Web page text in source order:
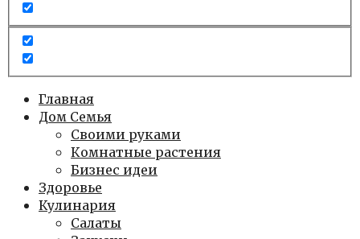
Главная
Дом Семья
Своими руками
Комнатные растения
Бизнес идеи
Здоровье
Кулинария
Салаты